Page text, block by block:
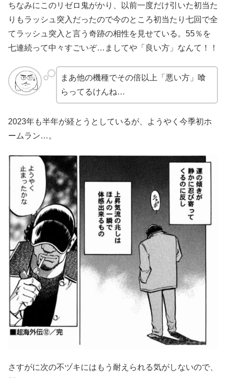
ちなみにこのリゼロ鬼がかり、以前一度だけ引いた初当た
りもラッシュ突入だったので今のところ初当たり七回で全
てラッシュ突入と言う奇跡の相性を見せている。55％を
七連続って中々すごいぞ…ましてや「良い方」なんて！！
まあ他の機種でその倍以上「悪い方」喰
らってるけんね…
2023年も半年が経とうとしているが、ようやく今季初ホ
ームラン…。
さすがに次の不ヅキにはもう耐えられる気がしないので、